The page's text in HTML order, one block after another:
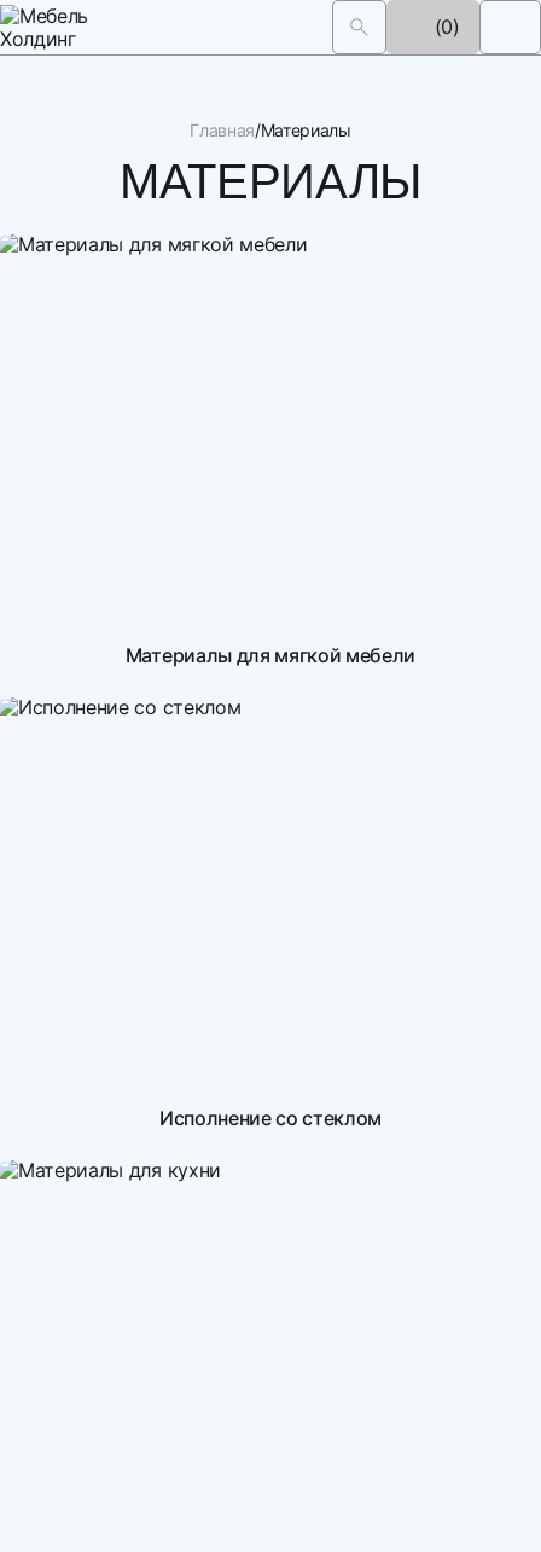
(0)
Главная Материалы
МАТЕРИАЛЫ
Материалы для мягкой мебели
Исполнение со стеклом